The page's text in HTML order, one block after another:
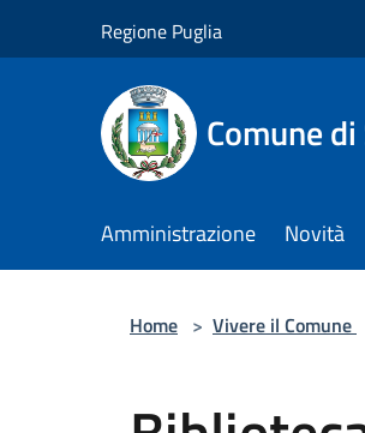
Regione Puglia
Comune
Amministrazione Novità
Home > Vivere il Comune